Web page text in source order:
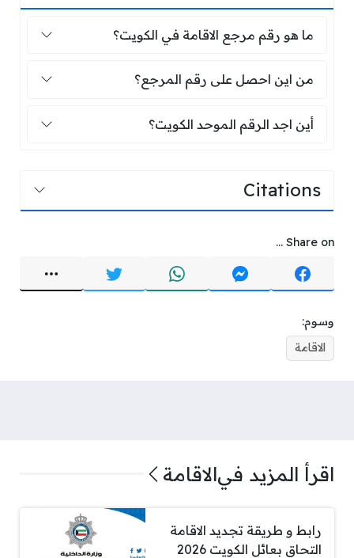
ما هو رقم مرجع الاقامة في الكويت؟
ما هو رقم مرجع الاقامة في الكويت؟
من اين احصل على رقم المرجع؟
من اين احصل على رقم المرجع؟
أين اجد الرقم الموحد الكويت؟
أين اجد الرقم الموحد الكويت؟
Citations
Share on ...
وسوم:
الاقامة
اقرأ المزيد فيالاقامة
رابط و طريقة تجديد الاقامة
التحاق بعائل الكويت 2026